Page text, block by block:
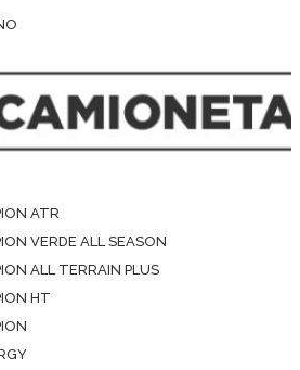
ATR
VERDE ALL SEASON
ALL TERRAIN PLUS
HT